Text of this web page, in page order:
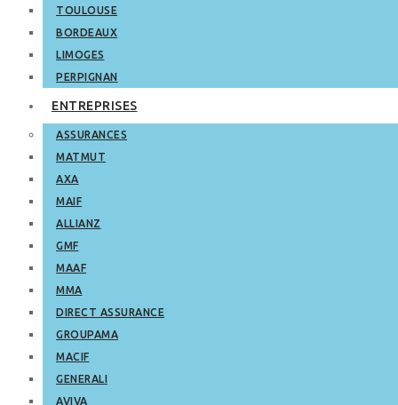
TOULOUSE
BORDEAUX
LIMOGES
PERPIGNAN
ENTREPRISES
ASSURANCES
MATMUT
AXA
MAIF
ALLIANZ
GMF
MAAF
MMA
DIRECT ASSURANCE
GROUPAMA
MACIF
GENERALI
AVIVA